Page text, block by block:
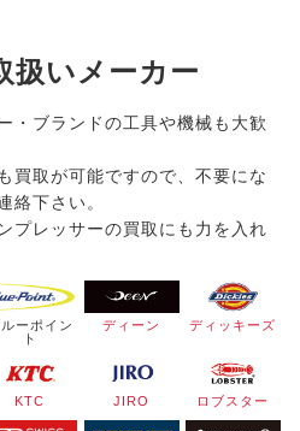
扱いメーカー
・ブランドの工具や機械も大歓
買取が可能ですので、不要にな
絡下さい。
プレッサーの買取にも力を入れ
ーポイン
ト
ディーン ディッキーズ
KTC JIRO ロブスター